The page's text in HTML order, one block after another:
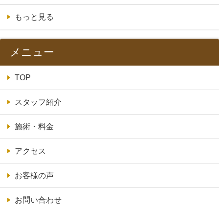
もっと見る
メニュー
TOP
スタッフ紹介
施術・料金
アクセス
お客様の声
お問い合わせ